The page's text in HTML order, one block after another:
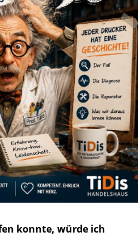
konnte, würde ich